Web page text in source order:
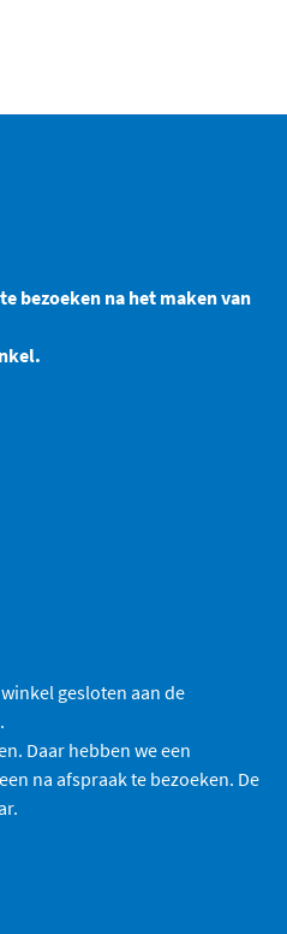
bezoeken na het maken van
gesloten aan de
Daar hebben we een
na afspraak te bezoeken. De